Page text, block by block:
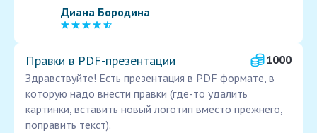
Диана Бородина
Правки в PDF‑презентации
1000
Здравствуйте! Есть презентация в PDF формате, в
которую надо внести правки (где-то удалить
картинки, вставить новый логотип вместо прежнего,
поправить текст).